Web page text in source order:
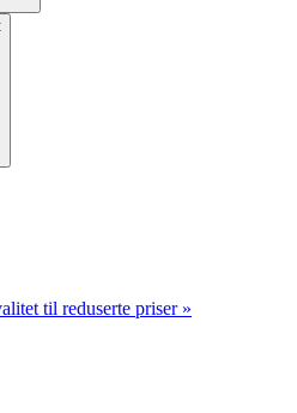
til reduserte priser »